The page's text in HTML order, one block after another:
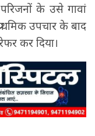
के उसे गावां
उपचार के बाद
कर दिया।